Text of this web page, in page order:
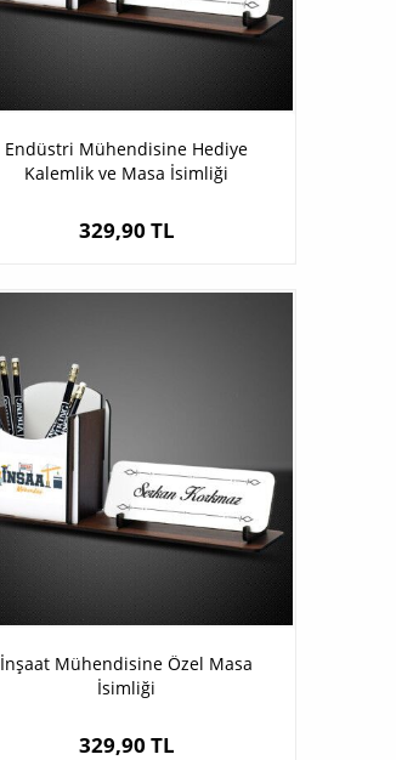
Endüstri Mühendisine Hediye
Kalemlik ve Masa İsimliği
329,90 TL
İnşaat Mühendisine Özel Masa
İsimliği
329,90 TL